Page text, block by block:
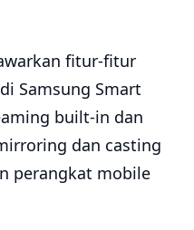
fitur-fitur
Samsung Smart
built-in dan
dan casting
perangkat mobile